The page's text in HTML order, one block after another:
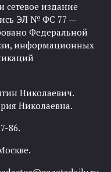
издание
ЭЛ № ФС 77 —
Федеральной
информационных
Николаевич.
Николаевна.
86.